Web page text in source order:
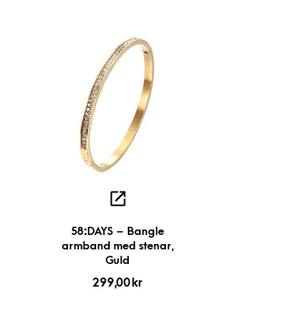
58:DAYS – Bangle
armband med stenar,
Guld
299,00 kr